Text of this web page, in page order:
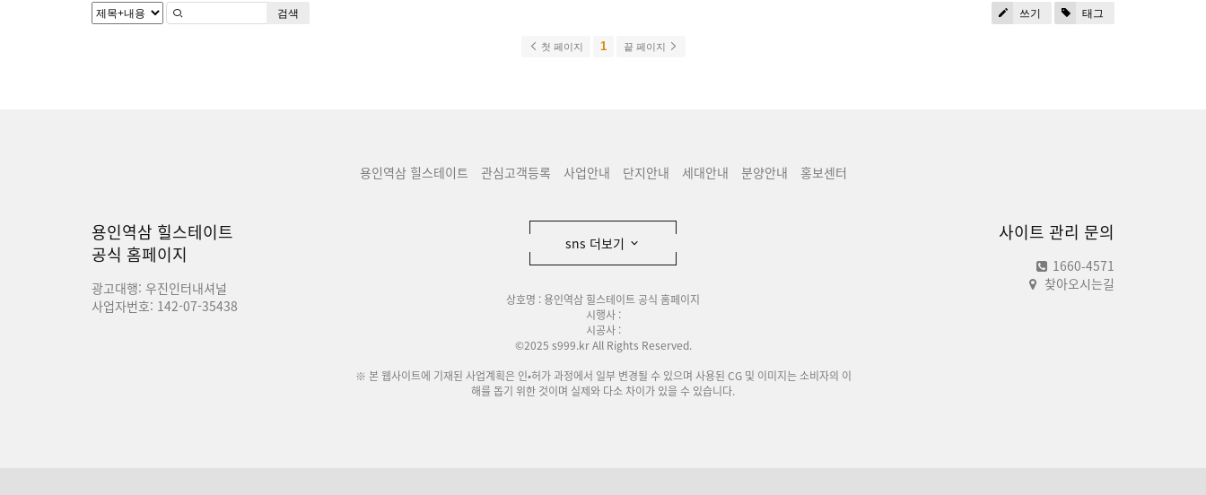
쓰기 태그
검색
첫 페이지 1 끝 페이지
용인역삼 힐스테이트 관심고객등록 사업안내 단지안내 세대안내 분양안내 홍보센터
용인역삼 힐스테이트
공식 홈페이지
광고대행: 우진인터내셔널
사업자번호: 142-07-35438
사이트 관리 문의
1660-4571
찾아오시는길
sns 더보기
상호명 : 용인역삼 힐스테이트 공식 홈페이지
시행사 :
시공사 :
©2025 s999.kr All Rights Reserved.
※ 본 웹사이트에 기재된 사업계획은 인•허가 과정에서 일부 변경될 수 있으며 사용된 CG 및 이미지는 소비자의 이
해를 돕기 위한 것이며 실제와 다소 차이가 있을 수 있습니다.